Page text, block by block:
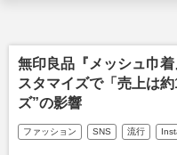
無印良品『メッシュ巾
スタマイズで「売上は
ズ”の影響
ファッション SNS 流行